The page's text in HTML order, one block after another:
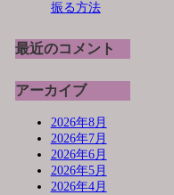
振る方法
最近のコメント
アーカイブ
2026年8月
2026年7月
2026年6月
2026年5月
2026年4月